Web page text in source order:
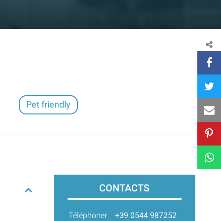
Pet friendly
CONTACTS
Téléphoner +39 0544 987252